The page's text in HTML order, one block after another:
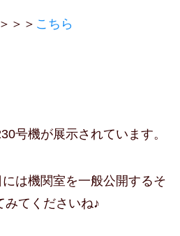
＞＞ こちら
号機が展示されています。
は機関室を一般公開するそ
みてくださいね♪